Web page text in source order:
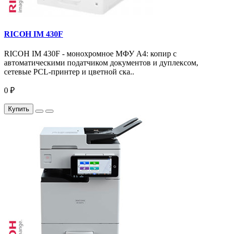
RICOH IM 430F
RICOH IM 430F - монохромное МФУ A4: копир с
автоматическими податчиком документов и дуплексом,
сетевые PCL-принтер и цветной ска..
0 ₽
Купить